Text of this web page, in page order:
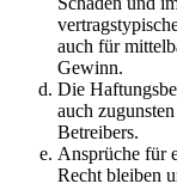
auch für
Gewinn.
Die
auch
Betreibers.
Ansprüche für
Recht bleiben